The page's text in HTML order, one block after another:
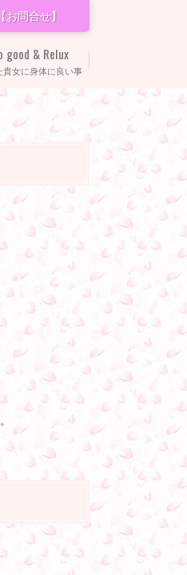
【お問合せ】
貴女に身体に良い事
good & Relux